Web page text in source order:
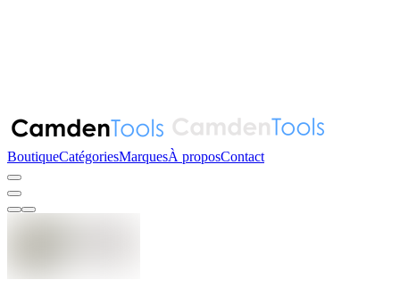
BoutiqueCatégoriesMarquesÀ proposContact